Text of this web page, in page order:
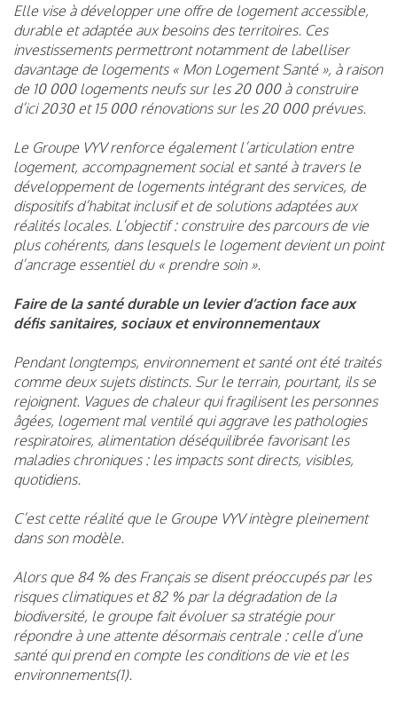
Elle vise à développer une offre de logement accessible,
durable et adaptée aux besoins des territoires. Ces
investissements permettront notamment de labelliser
davantage de logements « Mon Logement Santé », à raison
de 10 000 logements neufs sur les 20 000 à construire
d’ici 2030 et 15 000 rénovations sur les 20 000 prévues.
Le Groupe VYV renforce également l’articulation entre
logement, accompagnement social et santé à travers le
développement de logements intégrant des services, de
dispositifs d’habitat inclusif et de solutions adaptées aux
réalités locales. L’objectif : construire des parcours de vie
plus cohérents, dans lesquels le logement devient un point
d’ancrage essentiel du « prendre soin ».
Faire de la santé durable un levier d’action face aux
défis sanitaires, sociaux et environnementaux
Pendant longtemps, environnement et santé ont été traités
comme deux sujets distincts. Sur le terrain, pourtant, ils se
rejoignent. Vagues de chaleur qui fragilisent les personnes
âgées, logement mal ventilé qui aggrave les pathologies
respiratoires, alimentation déséquilibrée favorisant les
maladies chroniques : les impacts sont directs, visibles,
quotidiens.
C’est cette réalité que le Groupe VYV intègre pleinement
dans son modèle.
Alors que 84 % des Français se disent préoccupés par les
risques climatiques et 82 % par la dégradation de la
biodiversité, le groupe fait évoluer sa stratégie pour
répondre à une attente désormais centrale : celle d’une
santé qui prend en compte les conditions de vie et les
environnements(1).